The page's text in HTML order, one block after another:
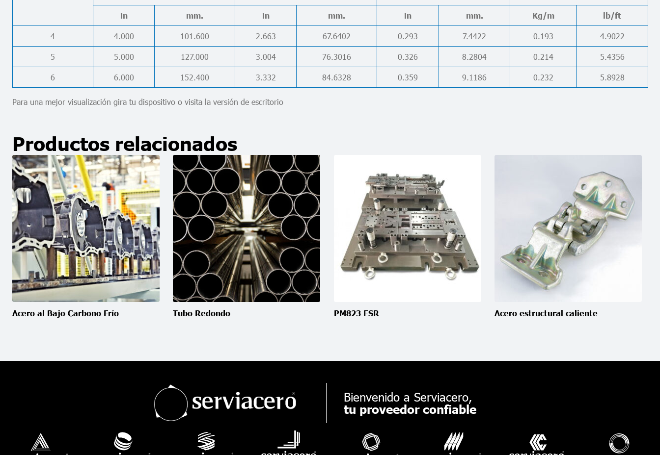
in mm. in mm. in mm. Kg/m lb/ft
4 4.000 101.600 2.663 67.6402 0.293 7.4422 0.193
4.9022
5
5.000 127.000 3.004 76.3016 0.326 8.2804 0.214
5.4356
6
6.000 152.400 3.332 84.6328 0.359 9.1186 0.232 5.8928
Para una mejor visualización gira tu dispositivo o visita la versión de escritorio
Productos relacionados
Acero al Bajo Carbono Frío Tubo Redondo PM823 ESR Acero estructural caliente
Bienvenido a Serviacero,
tu proveedor confiable